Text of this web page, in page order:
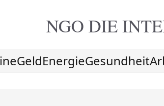
NGO DIE
GeldEnergieGesundheit